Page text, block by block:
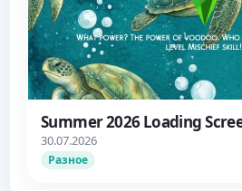
Summer 2026 Loading
30.07.2026
Разное